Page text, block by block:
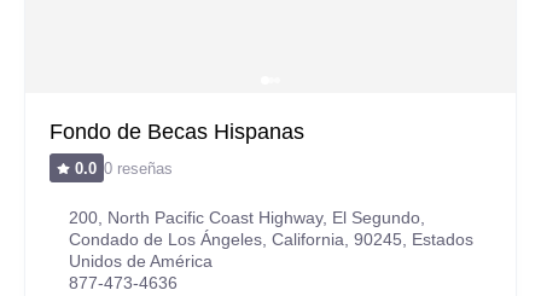
Fondo de Becas Hispanas
0.0 0 reseñas
200, North Pacific Coast Highway, El Segundo,
Condado de Los Ángeles, California, 90245, Estados
Unidos de América
877-473-4636